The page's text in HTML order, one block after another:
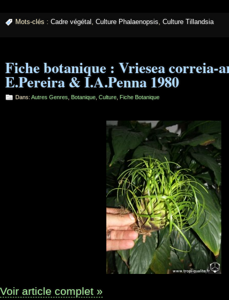
Mots-clés : Cadre végétal Culture Phalaenopsis Culture Tillandsia
Fiche botanique : Vriesea correia-
E.Pereira & I.A.Penna 1980
Dans: Autres Genres Botanique Culture Fiche Botanique
Voir article complet »